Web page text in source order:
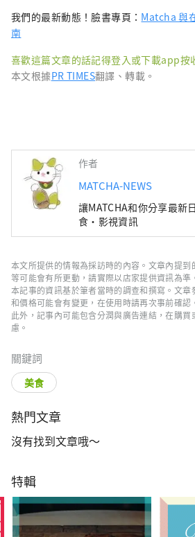
我們的最新動態！臉書專頁： Matcha 與
南
喜歡這篇文章的話記得登入或下載app按
本文根據PR TIMES翻譯、轉載。
作者
MATCHA-NEWS
讓MATCHA和你分享最新
食・影視資訊
本文所提供的情報為採訪時的內容。文章內提
等可能會有所更動，請實際以店家提供資訊為準
本記事的資訊基於筆者當時的調查和撰寫。文
和價格可能會有變更，在使用時請再次事前確認
此外，記事內可能包含分潤與廣告連結，在購
慮。
關鍵詞
美食
熱門文章
沒有找到文章哦～
特輯